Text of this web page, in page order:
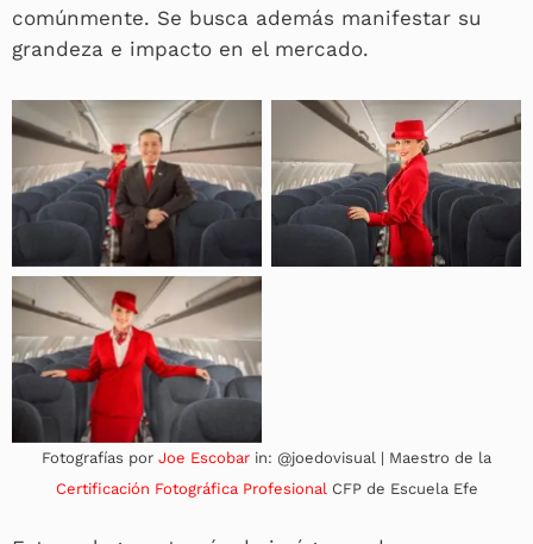
comúnmente. Se busca además manifestar su
grandeza e impacto en el mercado.
Fotografías por Joe Escobar in: @joedovisual | Maestro de la
Certificación Fotográfica ProfesionalCFP de Escuela Efe